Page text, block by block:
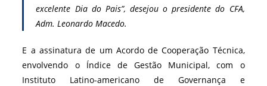
excelente Dia do Pais”, desejou o presidente do CFA,
Adm. Leonardo Macedo.
E a assinatura de um Acordo de Cooperação Técnica,
envolvendo o Índice de Gestão Municipal, com o
Instituto Latino-americano de Governança e